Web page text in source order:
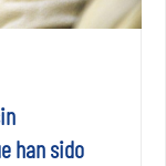
han sido